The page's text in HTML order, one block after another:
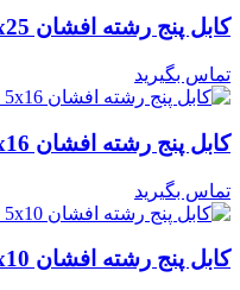
کابل پنج رشته افشان 5x25 خراسان افشار نژاد
تماس بگیرید
کابل پنج رشته افشان 5x16 خراسان افشار نژاد
تماس بگیرید
کابل پنج رشته افشان 5x10 خراسان افشار نژاد